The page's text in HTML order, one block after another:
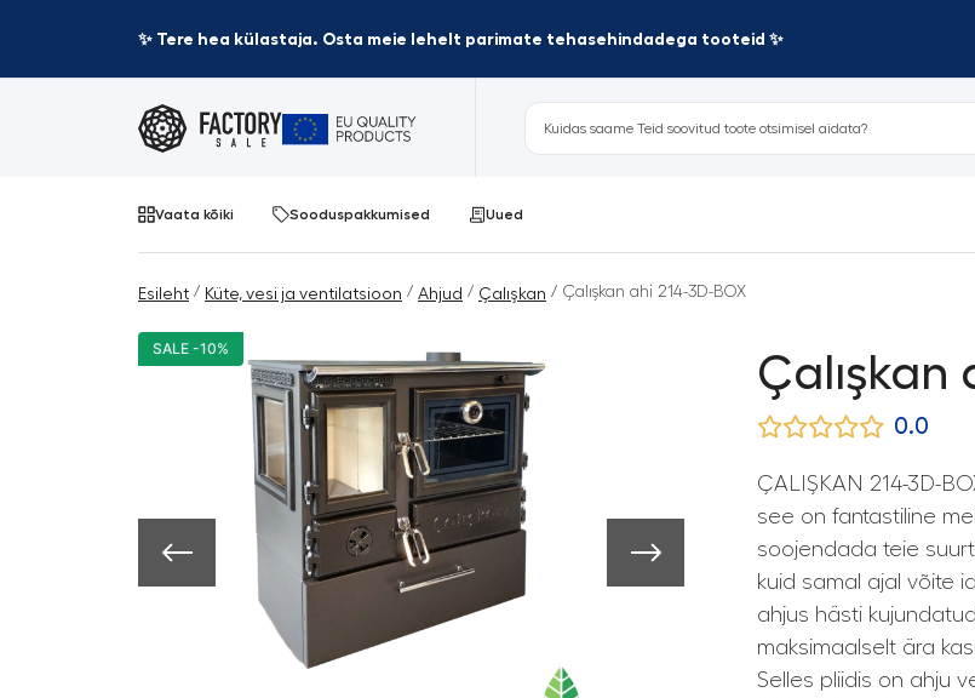
✨ Tere hea külastaja. Osta meie lehelt parimate tehasehindadega tooteid ✨
Vaata kõiki Sooduspakkumised Uued
Esileht / Küte, vesi ja ventilatsioon / Ahjud / Çalışkan / Çalışkan ahi 214-3D-BOX
SALE -10%
Çalışkan
0.0
ÇALIŞKAN 214-3D-
see on fantastiline
soojendada teie
kuid samal ajal võite
ahjus hästi
maksimaalselt ära
Selles pliidis on ahju